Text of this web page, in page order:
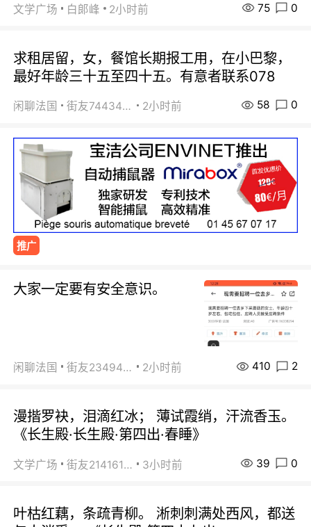
文学广场 白郞峰 2小时前 75 0
求租居留，女，餐馆长期报工用，在小巴黎，
最好年龄三十五至四十五。有意者联系078
闲聊法国 街友74434350 2小时前 58 0
推广
大家一定要有安全意识。
闲聊法国 街友23494008 2小时前 410 2
漫揩罗袂，泪滴红冰； 薄试霞绡，汗流香玉。
《长生殿·长生殿·第四出·春睡》
文学广场 街友21416156 3小时前 39 0
叶枯红藕，条疏青柳。 淅刺刺满处西风，都送